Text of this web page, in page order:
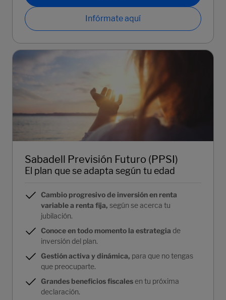
Infórmate aquí
Sabadell Previsión Futuro (PPSI)
El plan que se adapta según tu edad
Cambio progresivo de inversión en renta
variable a renta fija, según se acerca tu
jubilación.
Conoce en todo momento la estrategia de
inversión del plan.
Gestión activa y dinámica, para que no tengas
que preocuparte.
Grandes beneficios fiscalesen tu próxima
declaración.